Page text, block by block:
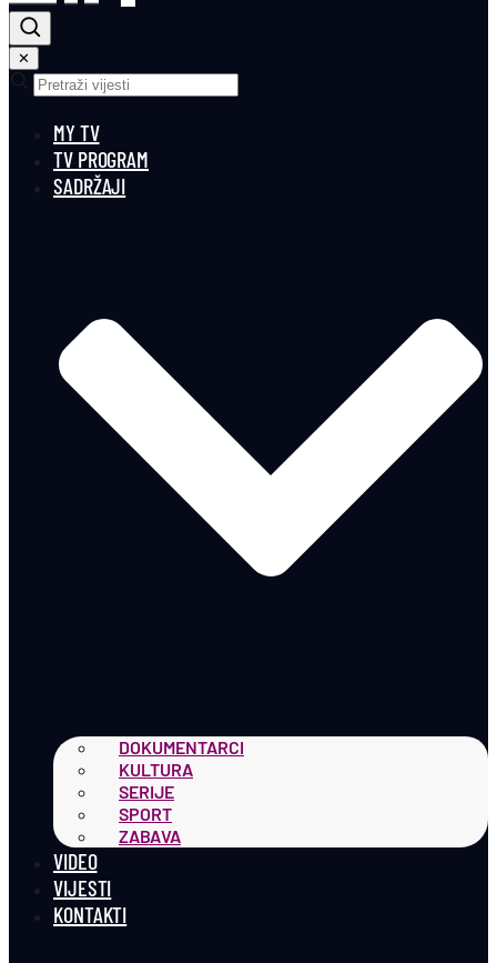
✕
MY TV
TV PROGRAM
SADRŽAJI
DOKUMENTARCI
KULTURA
SERIJE
SPORT
ZABAVA
VIDEO
VIJESTI
KONTAKTI